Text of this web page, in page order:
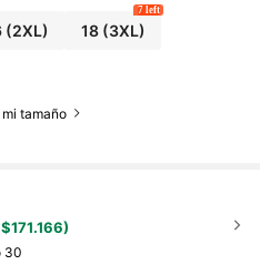
(2XL) 18(3XL)
7 left
tamaño
30